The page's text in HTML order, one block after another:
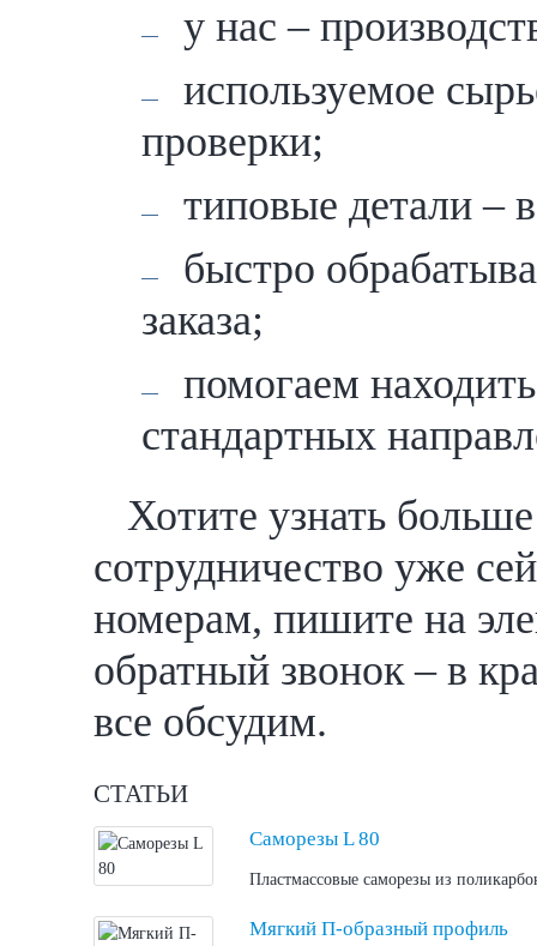
у нас –
используемое
проверки;
типовые детали –
быстро
заказа;
помогаем
стандартных
Хотите узнать
сотрудничество уже
номерам, пишите на
обратный звонок – в
все обсудим.
СТАТЬИ
Саморезы L 80
Пластмассовые саморезы из
Мягкий П-образный профиль